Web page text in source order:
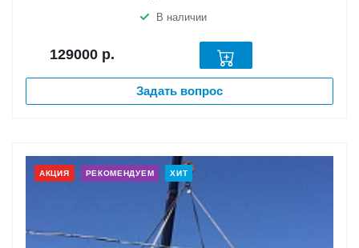
В наличии
129000 р.
Задать вопрос
АКЦИЯ РЕКОМЕНДУЕМ ХИТ